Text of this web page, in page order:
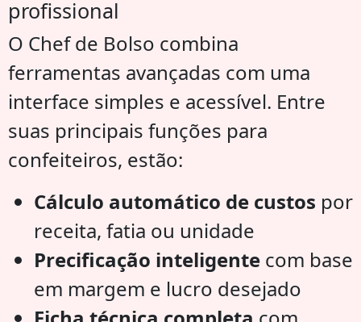
profissional
O Chef de Bolso combina
ferramentas avançadas com uma
interface simples e acessível. Entre
suas principais funções para
confeiteiros, estão:
Cálculo automático de custos por
receita, fatia ou unidade
Precificação inteligente com base
em margem e lucro desejado